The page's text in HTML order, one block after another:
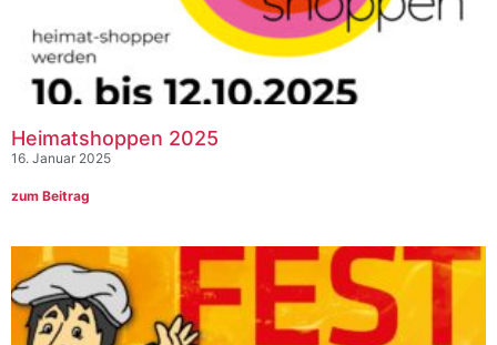
Heimatshoppen 2025
16. Januar 2025
zum Beitrag